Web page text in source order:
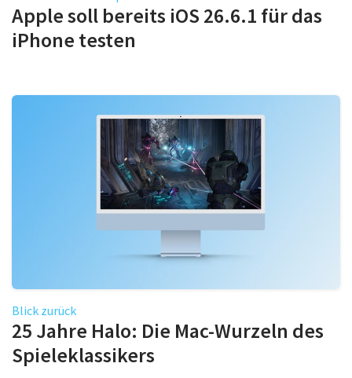
Apple soll bereits iOS 26.6.1 für das
iPhone testen
Blick zurück
25 Jahre Halo: Die Mac-Wurzeln des
Spieleklassikers